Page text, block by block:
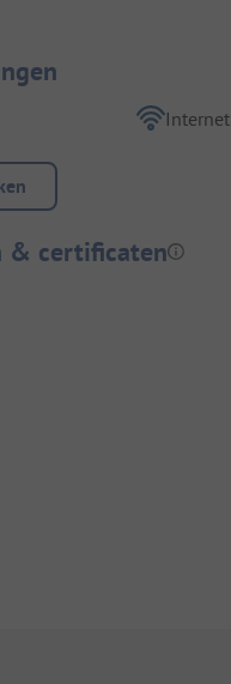
Internet
& certificaten